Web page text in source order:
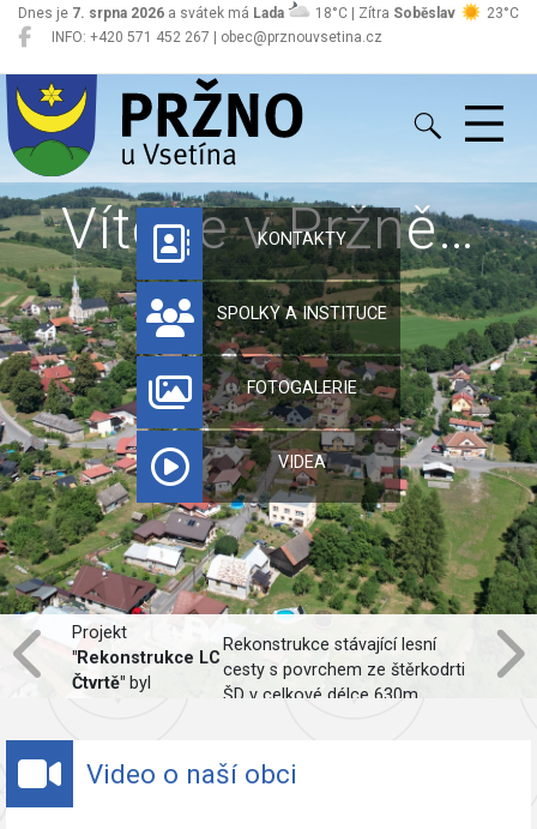
INFO: +420 571 452 267 | obec@prznouvsetina.cz
Dnes je 7. srpna 2026 a svátek má Lada 18°C | Zítra Soběslav 23°C
Pržno
Vítejte v Pržně…
KONTAKTY
SPOLKY A INSTITUCE
FOTOGALERIE
VIDEA
Projekt
"Rekonstrukce LC
Čtvrtě" byl
Rekonstrukce stávající lesní
cesty s povrchem ze štěrkodrti
ŠD v celkové délce 630m,
Video o naší obci